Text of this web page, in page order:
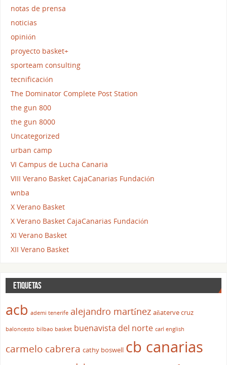
notas de prensa
noticias
opinión
proyecto basket+
sporteam consulting
tecnificación
The Dominator Complete Post Station
the gun 800
the gun 8000
Uncategorized
urban camp
VI Campus de Lucha Canaria
VIII Verano Basket CajaCanarias Fundación
wnba
X Verano Basket
X Verano Basket CajaCanarias Fundación
XI Verano Basket
XII Verano Basket
ETIQUETAS
acb ademi tenerife alejandro martínez añaterve cruz
baloncesto bilbao basket buenavista del norte carl english
carmelo cabrera cathy boswell cb canarias